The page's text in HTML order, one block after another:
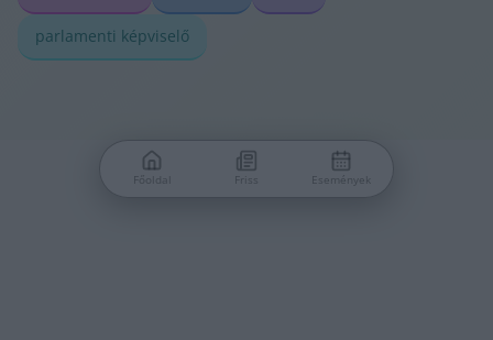
parlamenti képviselő
Főoldal Friss Események